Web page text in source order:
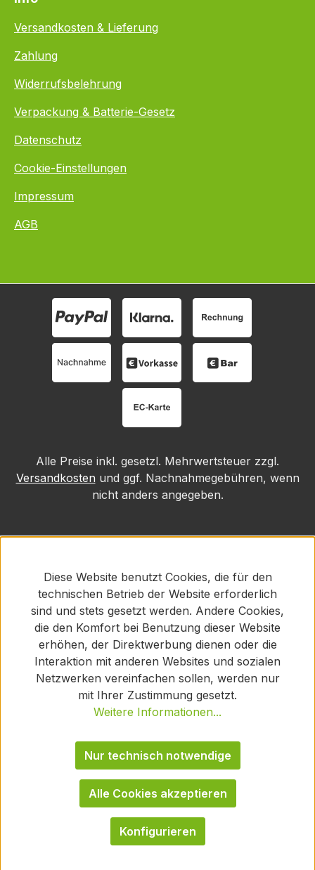
Versandkosten & Lieferung
Zahlung
Widerrufsbelehrung
Verpackung & Batterie-Gesetz
Datenschutz
Cookie-Einstellungen
Impressum
AGB
Alle Preise inkl. gesetzl. Mehrwertsteuer zzgl.
Versandkosten und ggf. Nachnahmegebühren, wenn
nicht anders angegeben.
Diese Website benutzt Cookies, die für den
technischen Betrieb der Website erforderlich
sind und stets gesetzt werden. Andere Cookies,
die den Komfort bei Benutzung dieser Website
erhöhen, der Direktwerbung dienen oder die
Interaktion mit anderen Websites und sozialen
Netzwerken vereinfachen sollen, werden nur
mit Ihrer Zustimmung gesetzt.
Weitere Informationen...
Nur technisch notwendige
Alle Cookies akzeptieren
Konfigurieren